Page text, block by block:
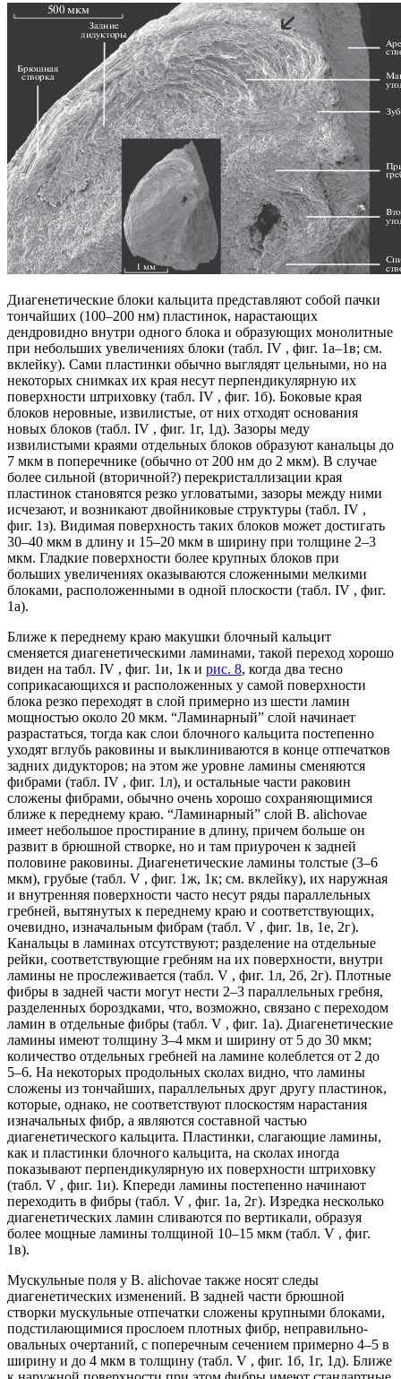
Диагенетические блоки кальцита представляют собой пачки
тончайших (100–200 нм) пластинок, нарастающих
дендровидно внутри одного блока и образующих монолитные
при небольших увеличениях блоки (табл. IV , фиг. 1а–1в; см.
вклейку). Сами пластинки обычно выглядят цельными, но на
некоторых снимках их края несут перпендикулярную их
поверхности штриховку (табл. IV , фиг. 1б). Боковые края
блоков неровные, извилистые, от них отходят основания
новых блоков (табл. IV , фиг. 1г, 1д). Зазоры меду
извилистыми краями отдельных блоков образуют канальцы до
7 мкм в поперечнике (обычно от 200 нм до 2 мкм). В случае
более сильной (вторичной?) перекристаллизации края
пластинок становятся резко угловатыми, зазоры между ними
исчезают, и возникают двойниковые структуры (табл. IV ,
фиг. 1з). Видимая поверхность таких блоков может достигать
30–40 мкм в длину и 15–20 мкм в ширину при толщине 2–3
мкм. Гладкие поверхности более крупных блоков при
больших увеличениях оказываются сложенными мелкими
блоками, расположенными в одной плоскости (табл. IV , фиг.
1а).
Ближе к переднему краю макушки блочный кальцит
сменяется диагенетическими ламинами, такой переход хорошо
виден на табл. IV , фиг. 1и, 1к и рис. 8, когда два тесно
соприкасающихся и расположенных у самой поверхности
блока резко переходят в слой примерно из шести ламин
мощностью около 20 мкм. “Ламинарный” слой начинает
разрастаться, тогда как слои блочного кальцита постепенно
уходят вглубь раковины и выклиниваются в конце отпечатков
задних дидукторов; на этом же уровне ламины сменяются
фибрами (табл. IV , фиг. 1л), и остальные части раковин
сложены фибрами, обычно очень хорошо сохраняющимися
ближе к переднему краю. “Ламинарный” слой B. alichovae
имеет небольшое простирание в длину, причем больше он
развит в брюшной створке, но и там приурочен к задней
половине раковины. Диагенетические ламины толстые (3–6
мкм), грубые (табл. V , фиг. 1ж, 1к; см. вклейку), их наружная
и внутренняя поверхности часто несут ряды параллельных
гребней, вытянутых к переднему краю и соответствующих,
очевидно, изначальным фибрам (табл. V , фиг. 1в, 1е, 2г).
Канальцы в ламинах отсутствуют; разделение на отдельные
рейки, соответствующие гребням на их поверхности, внутри
ламины не прослеживается (табл. V , фиг. 1л, 2б, 2г). Плотные
фибры в задней части могут нести 2–3 параллельных гребня,
разделенных бороздками, что, возможно, связано с переходом
ламин в отдельные фибры (табл. V , фиг. 1а). Диагенетические
ламины имеют толщину 3–4 мкм и ширину от 5 до 30 мкм;
количество отдельных гребней на ламине колеблется от 2 до
5–6. На некоторых продольных сколах видно, что ламины
сложены из тончайших, параллельных друг другу пластинок,
которые, однако, не соответствуют плоскостям нарастания
изначальных фибр, а являются составной частью
диагенетического кальцита. Пластинки, слагающие ламины,
как и пластинки блочного кальцита, на сколах иногда
показывают перпендикулярную их поверхности штриховку
(табл. V , фиг. 1и). Кпереди ламины постепенно начинают
переходить в фибры (табл. V , фиг. 1а, 2г). Изредка несколько
диагенетических ламин сливаются по вертикали, образуя
более мощные ламины толщиной 10–15 мкм (табл. V , фиг.
1в).
Мускульные поля у B. alichovae также носят следы
диагенетических изменений. В задней части брюшной
створки мускульные отпечатки сложены крупными блоками,
подстилающимися прослоем плотных фибр, неправильно-
овальных очертаний, с поперечным сечением примерно 4–5 в
ширину и до 4 мкм в толщину (табл. V , фиг. 1б, 1г, 1д). Ближе